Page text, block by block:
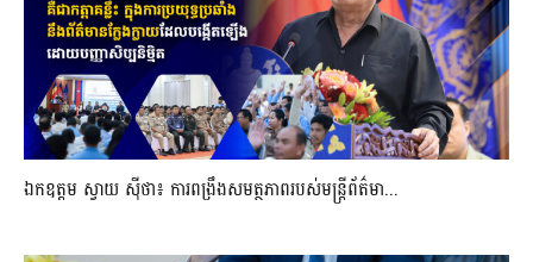
ឯកឧត្តម ស្វាយ ស៊ីថា៖ ការពង្រឹងសមត្ថភាពរបស់មន្ត្រីព័ត៌មា...